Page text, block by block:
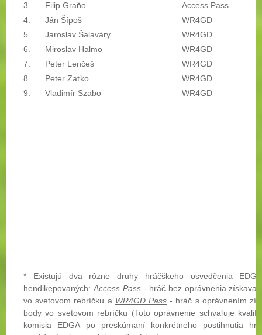
3.
Filip Graňo
Access Pass
4.
Ján Šípoš
WR4GD
5.
Jaroslav Šalaváry
WR4GD
6.
Miroslav Halmo
WR4GD
7.
Peter Lenčeš
WR4GD
8.
Peter Zaťko
WR4GD
9.
Vladimír Szabo WR4GD
* Existujú dva rôzne druhy hráčškeho osvedčenia
hendikepovaných: Access Pass- hráč bez oprávnenia získavať
vo svetovom rebríčku a WR4GD Pass - hráč s oprávnením
body vo svetovom rebríčku (Toto oprávnenie schvaľuje
komisia EDGA po preskúmaní konkrétneho postihnutia